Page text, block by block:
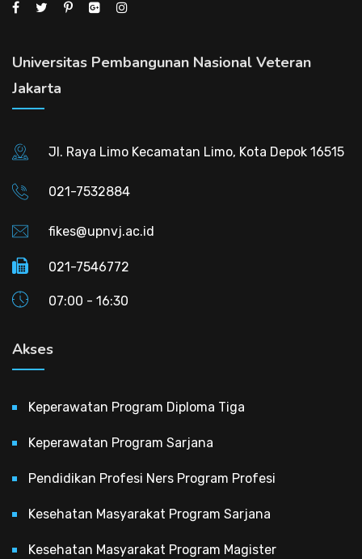
Universitas Pembangunan Nasional Veteran
Jakarta
Jl. Raya Limo Kecamatan Limo, Kota Depok 16515
021-7532884
fikes@upnvj.ac.id
021-7546772
07:00 - 16:30
Akses
Keperawatan Program Diploma Tiga
Keperawatan Program Sarjana
Pendidikan Profesi Ners Program Profesi
Kesehatan Masyarakat Program Sarjana
Kesehatan Masyarakat Program Magister